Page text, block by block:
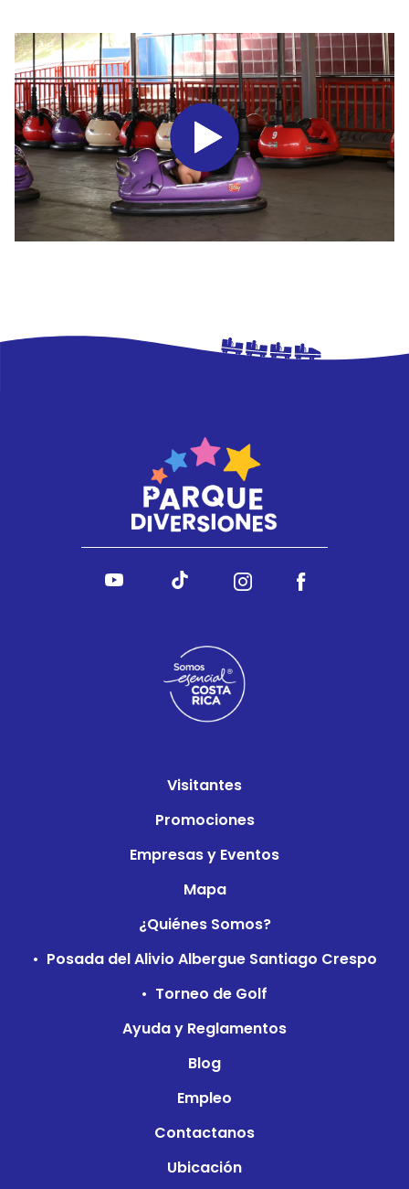
Imagen
Footer
Visitantes
Promociones
Empresas y Eventos
Mapa
Footer Two¿Quiénes Somos?
Posada del Alivio Albergue Santiago Crespo
Torneo de Golf
Ayuda y Reglamentos
Footer Three
Blog
Empleo
Contactanos
Ubicación